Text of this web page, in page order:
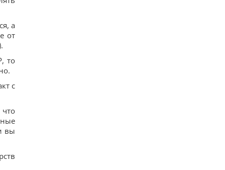
а
от
то
с
вы